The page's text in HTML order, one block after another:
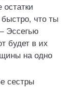
быстро, что ты
Эссегью
будет в их
на одно
сестры